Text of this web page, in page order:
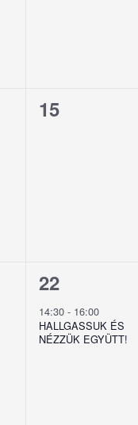
0
15
1
esemény,
22
14:30 - 16:00
HALLGASSUK ÉS
NÉZZÜK EGYÜTT!